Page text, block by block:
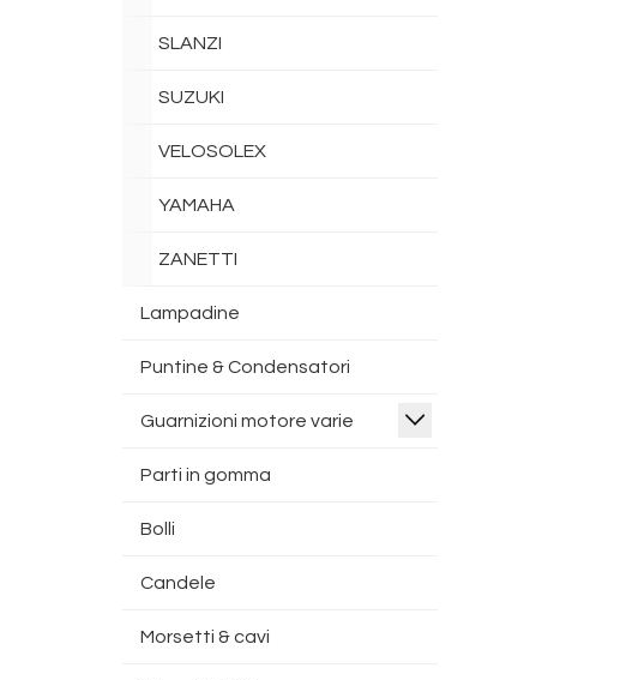
SLANZI
SUZUKI
VELOSOLEX
YAMAHA
ZANETTI
Lampadine
Puntine & Condensatori
Guarnizioni motore varie
Parti in gomma
Bolli
Candele
Morsetti & cavi